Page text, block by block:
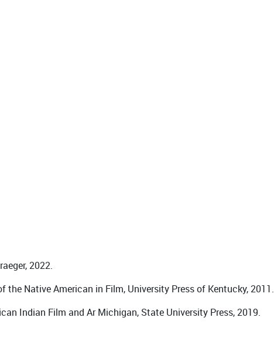
2022.
the Native American in Film, University Press of Kentucky, 2011.
Indian Film and Ar Michigan, State University Press, 2019.